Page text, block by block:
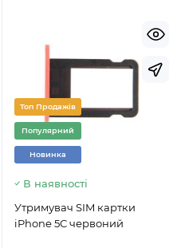
Топ Продажів
Популярний
Новинка
В наявності
Утримувач SIM картки
iPhone 5C червоний